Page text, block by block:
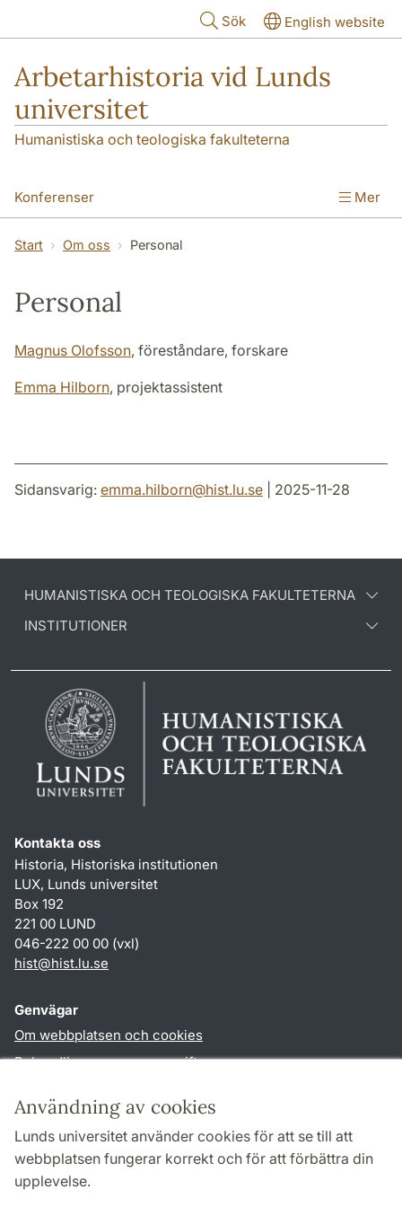
Användning av cookies
Lunds universitet använder cookies för att se till att
webbplatsen fungerar korrekt och för att förbättra din
upplevelse.
Sök English website
Arbetarhistoria vid Lunds
universitet
Humanistiska och teologiska fakulteterna
Konferenser
Forskningsnoden Arbetarhistoria
Mer
Start Om oss Personal
Personal
Magnus Olofsson, föreståndare, forskare
Emma Hilborn, projektassistent
Sidansvarig: emma.hilborn@hist.lu.se | 2025-11-28
HUMANISTISKA OCH TEOLOGISKA FAKULTETERNA
INSTITUTIONER
Kontakta oss
Historia, Historiska institutionen
LUX, Lunds universitet
Box 192
221 00 LUND
046-222 00 00 (vxl)
hist@hist.lu.se
Genvägar
Om webbplatsen och cookies
Behandling av personuppgifter
TYPO3-login
Följ oss i sociala medier